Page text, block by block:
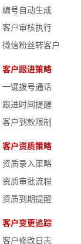
编号自动生成
客户审核执行
微信粉丝转客户
客户跟进策略
一键拨号通话
跟进时间提醒
客户到款限制
客户资质策略
资质录入策略
资质审批流程
资质到期提醒
客户变更追踪
客户修改日志